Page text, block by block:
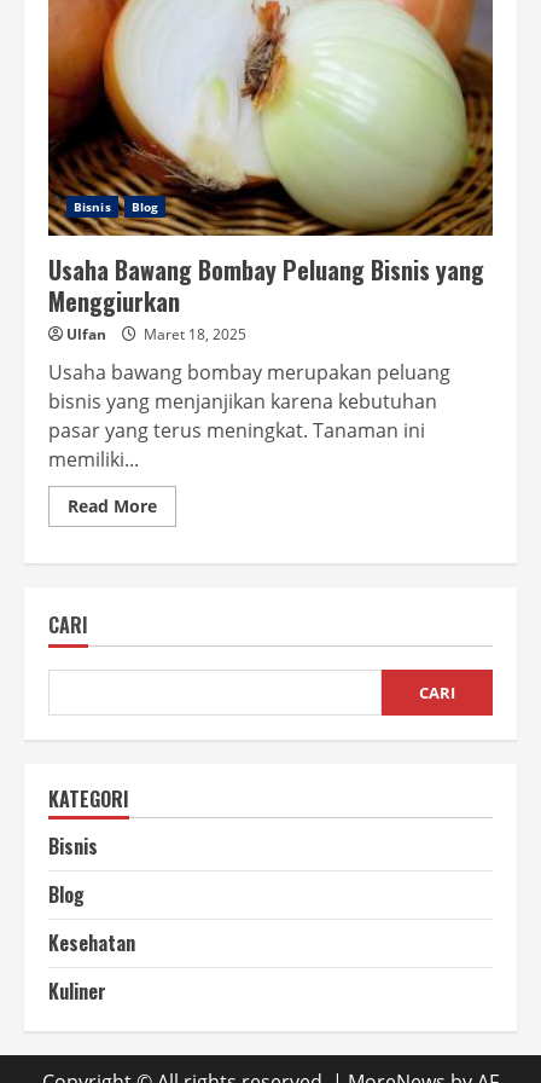
Bisnis Blog
Usaha Bawang Bombay Peluang Bisnis yang
Menggiurkan
Ulfan Maret 18, 2025
Usaha bawang bombay merupakan peluang
bisnis yang menjanjikan karena kebutuhan
pasar yang terus meningkat. Tanaman ini
memiliki...
Read MoreRead
more
yang
CARI
CARI
KATEGORI
Bisnis
Blog
Kesehatan
Kuliner